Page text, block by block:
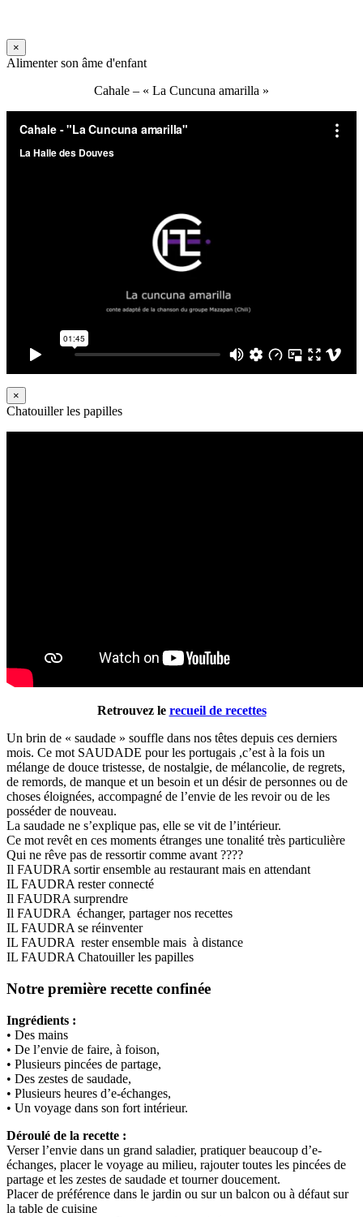
×
Alimenter son âme d'enfant
Cahale – « La Cuncuna amarilla »
×
Chatouiller les papilles
Retrouvez le recueil de recettes
Un brin de « saudade » souffle dans nos têtes depuis ces derniers
mois. Ce mot SAUDADE pour les portugais ,c’est à la fois un
mélange de douce tristesse, de nostalgie, de mélancolie, de regrets,
de remords, de manque et un besoin et un désir de personnes ou de
choses éloignées, accompagné de l’envie de les revoir ou de les
posséder de nouveau.
La saudade ne s’explique pas, elle se vit de l’intérieur.
Ce mot revêt en ces moments étranges une tonalité très particulière
Qui ne rêve pas de ressortir comme avant ????
Il FAUDRA sortir ensemble au restaurant mais en attendant
IL FAUDRA rester connecté
Il FAUDRA surprendre
Il FAUDRA échanger, partager nos recettes
IL FAUDRA se réinventer
IL FAUDRA rester ensemble mais à distance
IL FAUDRA Chatouiller les papilles
Notre première recette confinée
Ingrédients :
• Des mains
• De l’envie de faire, à foison,
• Plusieurs pincées de partage,
• Des zestes de saudade,
• Plusieurs heures d’e-échanges,
• Un voyage dans son fort intérieur.
Déroulé de la recette :
Verser l’envie dans un grand saladier, pratiquer beaucoup d’e-
échanges, placer le voyage au milieu, rajouter toutes les pincées de
partage et les zestes de saudade et tourner doucement.
Placer de préférence dans le jardin ou sur un balcon ou à défaut sur
la table de cuisine